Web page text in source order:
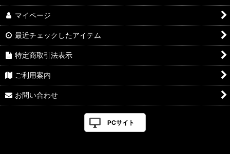
マイページ
最近チェックしたアイテム
特定商取引法表示
ご利用案内
お問い合わせ
PCサイト